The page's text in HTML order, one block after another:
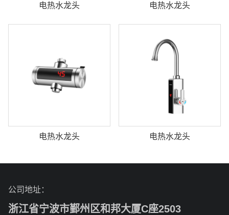
电热水龙头 电热水龙头
电热水龙头 电热水龙头
公司地址：
浙江省宁波市鄞州区和邦大厦C座2503